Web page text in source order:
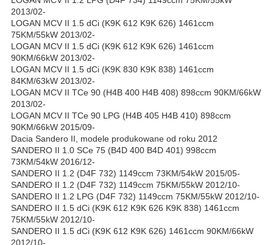
2013/02-
LOGAN MCV II 1.5 dCi (K9K 612 K9K 626) 1461ccm
75KM/55kW 2013/02-
LOGAN MCV II 1.5 dCi (K9K 612 K9K 626) 1461ccm
90KM/66kW 2013/02-
LOGAN MCV II 1.5 dCi (K9K 830 K9K 838) 1461ccm
84KM/63kW 2013/02-
LOGAN MCV II TCe 90 (H4B 400 H4B 408) 898ccm 90KM/66kW
2013/02-
LOGAN MCV II TCe 90 LPG (H4B 405 H4B 410) 898ccm
90KM/66kW 2015/09-
Dacia Sandero II, modele produkowane od roku 2012
SANDERO II 1.0 SCe 75 (B4D 400 B4D 401) 998ccm
73KM/54kW 2016/12-
SANDERO II 1.2 (D4F 732) 1149ccm 73KM/54kW 2015/05-
SANDERO II 1.2 (D4F 732) 1149ccm 75KM/55kW 2012/10-
SANDERO II 1.2 LPG (D4F 732) 1149ccm 75KM/55kW 2012/10-
SANDERO II 1.5 dCi (K9K 612 K9K 626 K9K 838) 1461ccm
75KM/55kW 2012/10-
SANDERO II 1.5 dCi (K9K 612 K9K 626) 1461ccm 90KM/66kW
2012/10-